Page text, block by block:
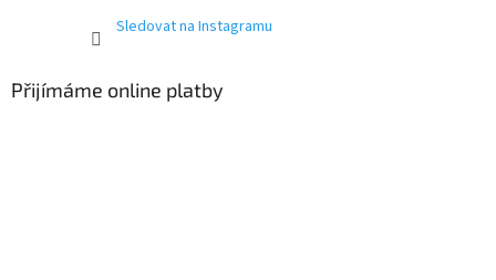
Sledovat na Instagramu
Přijímáme online platby